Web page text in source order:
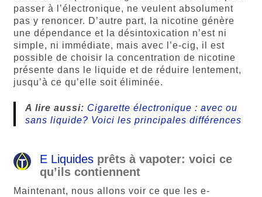
passer à l’électronique, ne veulent absolument
pas y renoncer. D’autre part, la nicotine génère
une dépendance et la désintoxication n’est ni
simple, ni immédiate, mais avec l’e-cig, il est
possible de choisir la concentration de nicotine
présente dans le liquide et de réduire lentement,
jusqu’à ce qu’elle soit éliminée.
A lire aussi: Cigarette électronique : avec ou
sans liquide? Voici les principales différences
E Liquidesprêts à vapoter: voici ce
qu’ils contiennent
Maintenant, nous allons voir ce que les e-